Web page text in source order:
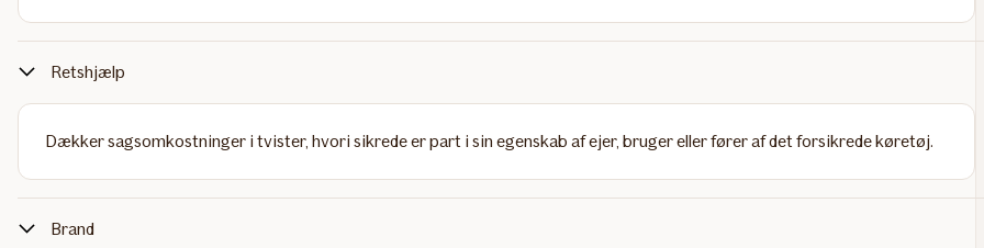
Retshjælp
Dækker sagsomkostninger i tvister, hvori sikrede er part i sin egenskab af ejer, bruger eller fører af det forsikrede køretøj.
Brand